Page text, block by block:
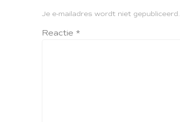
Je e-mailadres wordt niet gepubliceerd.
Reactie *